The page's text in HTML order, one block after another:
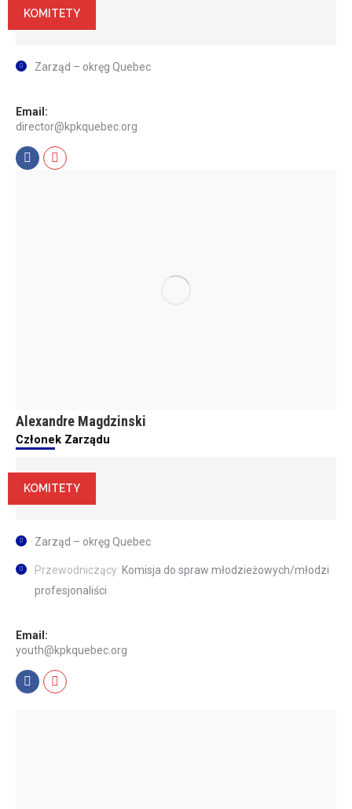
KOMITETY
Zarząd – okręg Quebec
Email:
director@kpkquebec.org
Facebook
Mail
Alexandre Magdzinski
Członek Zarządu
KOMITETY
Zarząd – okręg Quebec
Przewodniczący: Komisja do spraw młodzieżowych/młodzi
profesjonaliści
Email:
youth@kpkquebec.org
Facebook
Mail